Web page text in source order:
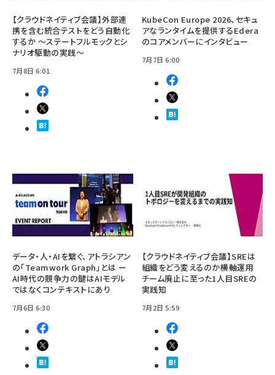
【クラウドネイティブ会議】外部連
携を含む統合テストをどう自動化
するか ～ステートフルモックとシ
ナリオ駆動の実践～
7月8日 6:01
KubeCon Europe 2026、セキュ
アなランタイムを提供するEdera
のコアメンバーにインタビュー
7月7日 6:00
データ・人・AIを繋ぐ、アトラシアン
の「Teamwork Graph」とは ー
AI時代の競争力の鍵はAIモデル
ではなくコンテキストにあり
7月6日 6:30
【クラウドネイティブ会議】SREは
組織をどう変えるのか――横軸運用
チーム廃止に至った1人目SREの
実践知
7月2日 5:59